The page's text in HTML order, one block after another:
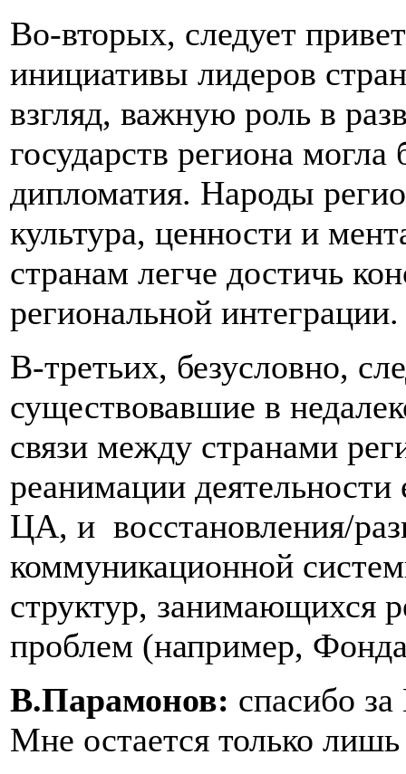
Во-вторых, следует
инициативы лидеров
взгляд, важную роль в
государств региона
дипломатия. Народы
культура, ценности и
странам легче достичь
региональной интеграции.
В-третьих, безусловно,
существовавшие в
связи между странами
реанимации
ЦА, и восстановления/
коммуникационной
структур, занимающихся
проблем (например,
В.Парамонов: спасибо
Мне остается только